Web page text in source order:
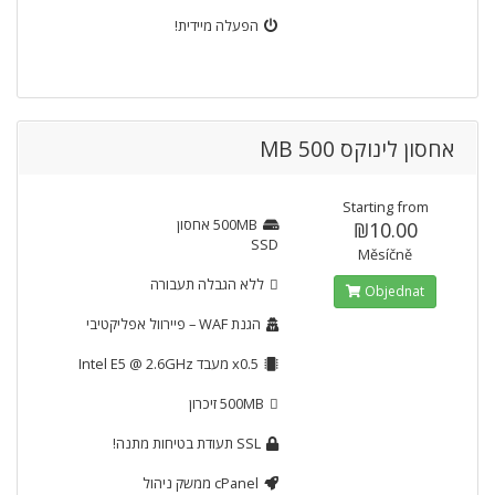
הפעלה מיידית!
אחסון לינוקס 500 MB
500MB אחסון
SSD
ללא הגבלה תעבורה
הגנת WAF
– פיירוול אפליקטיבי
x0.5 מעבד Intel E5 @ 2.6GHz
500MBזיכרון
SSL תעודת בטיחות מתנה!
cPanel ממשק ניהול
Starting from
₪10.00
Měsíčně
Objednat